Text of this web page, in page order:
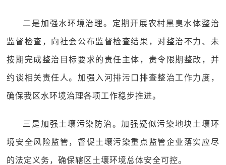
二是加强水环境治理。定期开展农村黑臭水体整治
监督检查，向社会公布监督检查结果，对整治不力、未
按期完成整治目标要求的责任主体，责令限期整改，并
约谈相关责任人。加强入河排污口排查整治工作力度，
确保我区水环境治理各项工作稳步推进。
三是加强土壤污染防治。加强疑似污染地块土壤环
境安全风险监管，督促土壤污染重点监管企业落实应尽
的法定义务，确保辖区土壤环境总体安全可控。